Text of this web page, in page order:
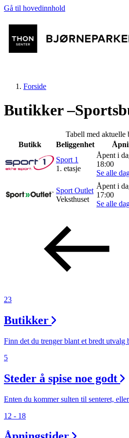
Gå til hovedinnhold
Mat og drikke
Aktiviteter
Tilbud
Ledige stillinger
Magasin
Finn frem
Forside
Butikker
Tabell med aktuelle
Butikk
Beliggenhet
Sport 1
1. etasje
Åpent i
18:00
Se alle
Sport Outlet
Veksthuset
Åpent i
17:00
Se alle
23
Butikker
Finn det du trenger blant et bredt utvalg
5
Steder å spise noe godt
Enten du kommer sulten til senteret,
12 - 18